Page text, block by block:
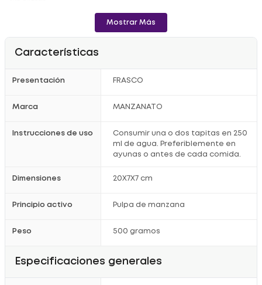
- Sin conservantes.
- Con "La Madre".
- También se puede utilizar para vinagretas, salsas, batidos y
Mostrar Más
Características
Presentación FRASCO
Marca MANZANATO
Instrucciones de uso
Consumir una o dos tapitas en 250
ml de agua. Preferiblemente en
ayunas o antes de cada comida.
Dimensiones 20X7X7 cm
Principio activo Pulpa de manzana
Peso 500 gramos
Especificaciones generales